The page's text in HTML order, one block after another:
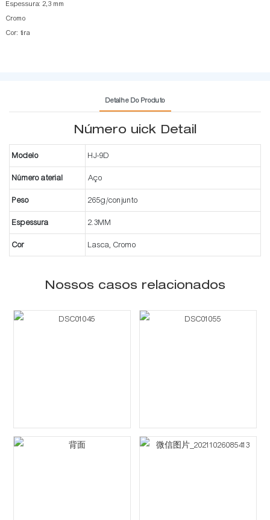
Espessura: 2,3 mm
Cromo
Cor: tira
Detalhe Do Produto
Número uick Detail
Modelo HJ-9D
Número aterial Aço
Peso 265g/conjunto
Espessura 2.3MM
Cor Lasca, Cromo
Nossos casos relacionados